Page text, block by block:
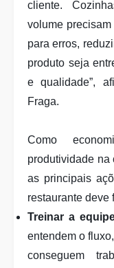
cliente.
volume
para erros,
produto seja
e qualidade”,
Fraga.
Como
produtividade na
as principais
restaurante deve
Treinar a
entendem o
conseguem